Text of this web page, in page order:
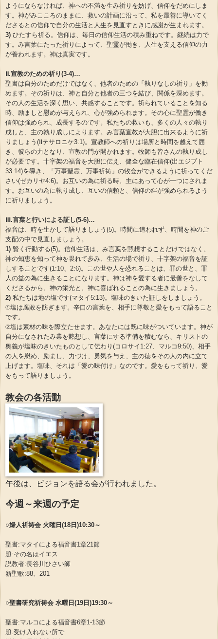
ようにならなければ、神への不満を生み祈りを妨げ、信仰をだめにしま
す。神がみこころのままに、救いの計画に沿って、私を最善に導いてく
ださるとの信仰で自分の生活と人生を見直すときに感謝が生まれます。
3) ひたすら祈る。信仰は、毎日の信仰生活の積み重ねです。継続は力で
す。み言葉にたった祈りによって、聖霊が働き、人生を支える信仰の力
が養われます。神は真実です。
Ⅱ.宣教のための祈り(3-4)…
聖書は自分のためだけではなく、他者のための「執りなしの祈り」を勧
めます。その祈りは、神と自分と他者の三つを結び、関係を深めます。
その人の生活を深く思い、共感することです。祈られていることを知る
時、励ましと慰めが与えられ、心が強められます。その心に聖霊が働き
信仰は強められ、成長するのです。私たちの救いも、多くの人々の執り
成しと、主の執り成しによります。み言葉宣教が大胆に出来るように祈
りましょう(Ⅱテサロニケ3:1)。宣教師への祈りは場所と時間を越えて届
き、彼らの力となり、宣教の門が開かれます。牧師も皆さんの執り成し
が必要です。十字架の福音を大胆に伝え、健全な臨在信仰(出エジプト
33:14)を導き、「万事聖霊、万事祈祷」の牧会ができるように祈ってくだ
さい(ゼカリヤ4:6)。お互いの為に祈る時、主にあって心が一つにされま
す。お互いの為に執り成し、互いの信頼と、信仰の絆が強められるよう
に祈りましょう。
Ⅲ.言葉と行いによる証し(5-6)…
福音は、時を生かして語りましょう(5)。時間に追われず、時間を神のご
支配の中で見直しましょう。
1) 賢く行動する(5)。信仰生活は、み言葉を黙想することだけではなく、
神の知恵を知って神を畏れて歩み、生活の場で祈り、十字架の福音を証
しすることです(1:10、2:6)。この世や人を恐れることは、罪の世と、罪
人の益の為に生きることになります。神は神を愛する者に最善をなして
くださるから、神の栄光と、神に喜ばれることの為に生きましょう。
2) 私たちは地の塩です(マタイ5:13)。塩味のきいた証しをしましょう。
①塩は腐敗を防ぎます。辛口の言葉を、相手に尊敬と愛をもって語ること
です。
②塩は素材の味を際立たせます。あなたには既に味がついています。神が
自分になされたみ業を黙想し、言葉にする準備を積むなら、キリストの
奥義が塩味のきいたものとして伝わり(コロサイ1:27、マルコ9:50)、相手
の人を慰め、励まし、力づけ、勇気を与え、主の徳をその人の内に立て
上げます。塩味、それは「愛の味付け」なのです。愛をもって祈り、愛
をもって語りましょう。
教会の各活動
午後は、ビジョンを語る会が行われました。
今週～来週の予定
○婦人祈祷会 火曜日(18日)10:30～
聖書:マタイによる福音書1章21節
題:その名はイエス
説教者:長谷川ひさい師
新聖歌:88、201
○聖書研究祈祷会 水曜日(19日)19:30～
聖書:マルコによる福音書6章1-13節
題:受け入れない所で